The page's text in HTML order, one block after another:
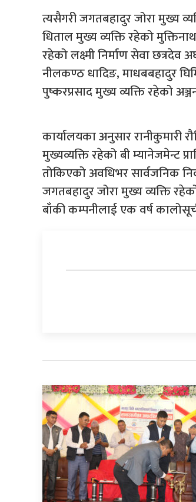
त्यसैगरी जगतबहादुर जोरा मुख्य
धिताल मुख्य व्यक्ति रहेको
रहेको लक्ष्मी निर्माण सेवा छत्रदेव
नीलकण्ठ धादिङ, माधबबहादुर
पुष्करप्रसाद मुख्य व्यक्ति रहेको
कार्यालयका अनुसार रानीकुमारी
मुख्यव्यक्ति रहेको बी म्यानेजमेन्ट
तोकिएको अवधिभर सार्वजनिक
जगतबहादुर जोरा मुख्य व्यक्ति रहेको
बाँकी कम्पनीलाई एक वर्ष